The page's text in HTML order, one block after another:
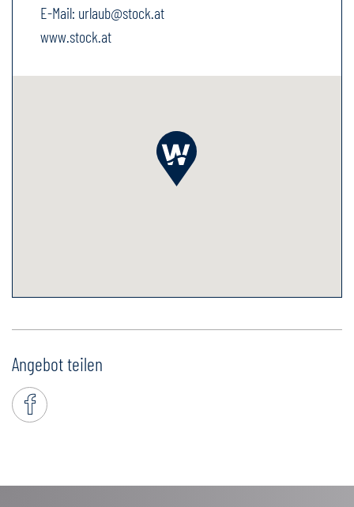
E-Mail: urlaub@stock.at
www.stock.at
Angebot teilen